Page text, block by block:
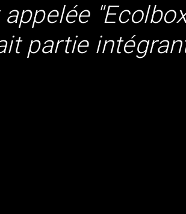
partie